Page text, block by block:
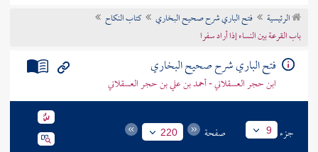
تراجم الأعلام
الرئيسية فتح الباري شرح صحيح البخاري
كتاب النكاح
باب القرعة بين النساء إذا أراد سفرا
فتح الباري شرح صحيح البخاري
ابن حجر العسقلاني - أحمد بن علي بن حجر العسقلاني
جزء 9 صفحة 220